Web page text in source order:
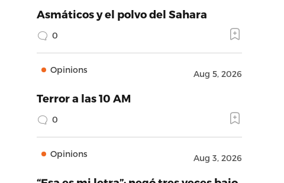
Asmáticos y el polvo del Sahara
0
Opinions Aug 5, 2026
Terror a las 10 AM
0
Opinions Aug 3, 2026